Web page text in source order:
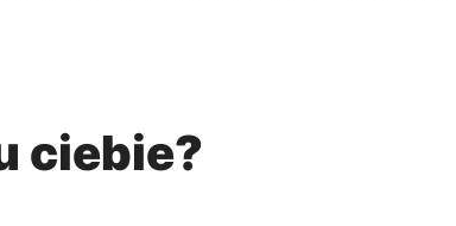
ciebie?